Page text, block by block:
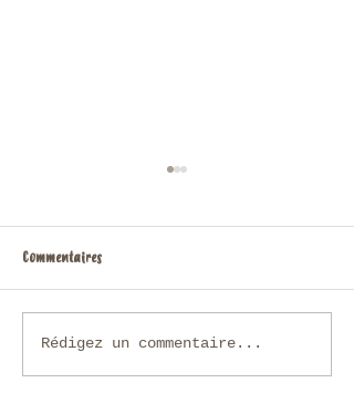
Que faire en Thaïlande en
Commentaires
Rédigez un commentaire...